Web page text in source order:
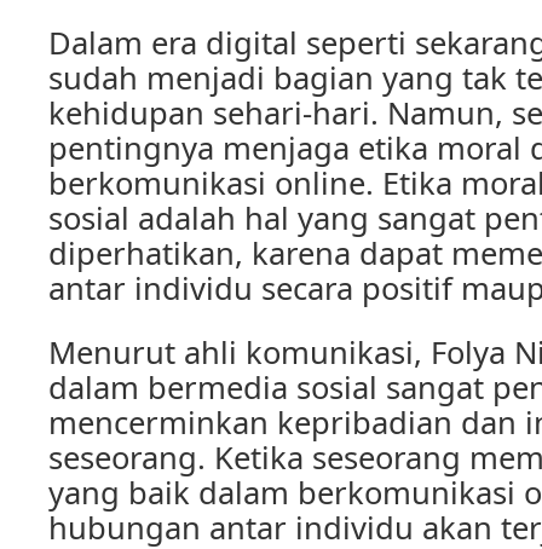
Dalam era digital seperti
sudah menjadi bagian yang tak
kehidupan sehari-hari. Namun,
pentingnya menjaga etika moral
berkomunikasi online. Etika
sosial adalah hal yang sangat
diperhatikan, karena dapat
antar individu secara positif
Menurut ahli komunikasi, Folya
dalam bermedia sosial sangat
mencerminkan kepribadian dan
seseorang. Ketika seseorang
yang baik dalam berkomunikasi
hubungan antar individu akan